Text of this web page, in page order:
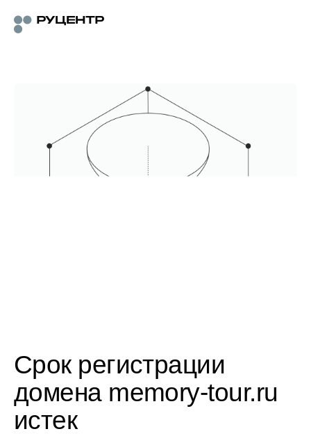
Срок регистрации
домена memory-tour.ru
истек